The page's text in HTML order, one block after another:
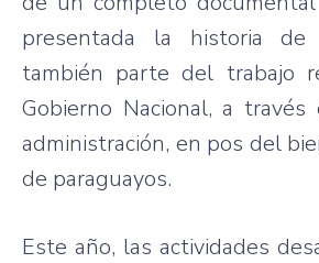
presentada la historia de
también parte del trabajo
Gobierno Nacional, a
administración, en pos del
de paraguayos.
Este año, las actividades